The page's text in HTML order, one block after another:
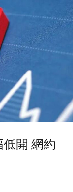
低開 網約